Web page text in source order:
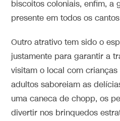
biscoitos coloniais, enfim, a
presente em todos os
Outro atrativo tem sido o
justamente para garantir a
visitam o local com
adultos saboreiam as
uma caneca de chopp, os
divertir nos brinquedos